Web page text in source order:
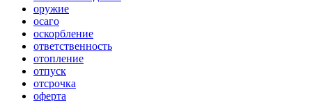
оружие
осаго
оскорбление
ответственность
отопление
отпуск
отсрочка
оферта